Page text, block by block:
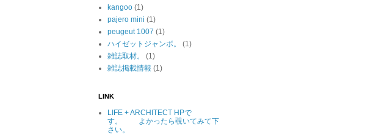
kangoo (1)
pajero mini (1)
peugeut 1007 (1)
ハイゼットジャンボ。
(1)
雑誌取材。
(1)
雑誌掲載情報 (1)
LINK
LIFE + ARCHITECT HPで
す。 よかったら覗いてみて下
さい。